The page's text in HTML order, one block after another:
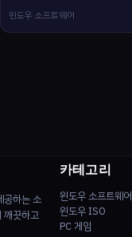
윈도우 소프트웨어
공하는 소
깨끗하고
카테고리
윈도우 소프트웨어
윈도우 ISO
PC 게임